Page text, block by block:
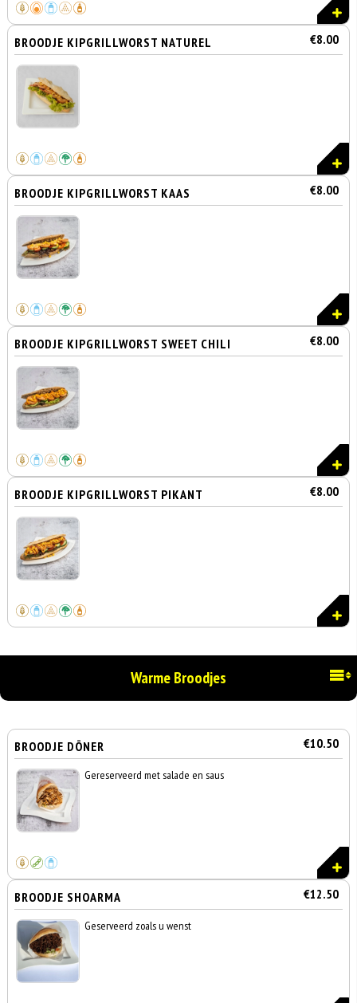
BROODJE KIPGRILLWORST NATUREL €8.00
BROODJE KIPGRILLWORST KAAS €8.00
BROODJE KIPGRILLWORST SWEET CHILI €8.00
BROODJE KIPGRILLWORST PIKANT €8.00
Warme Broodjes
BROODJE DÖNER €10.50
Gereserveerd met salade en saus
BROODJE SHOARMA €12.50
Geserveerd zoals u wenst